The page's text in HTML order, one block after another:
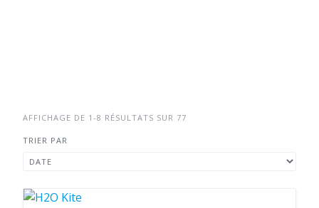
AFFICHAGE DE 1-8 RÉSULTATS SUR 77
TRIER PAR